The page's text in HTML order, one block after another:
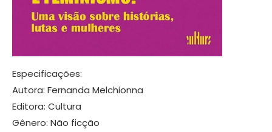
Especificações:
Autora: Fernanda Melchionna
Editora: Cultura
Gênero: Não ficção